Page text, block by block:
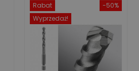
-50%
Rabat
Wyprzedaż!